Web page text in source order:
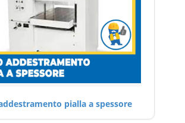
pialla a spessore